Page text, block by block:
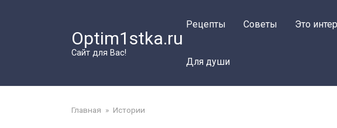
Optim1stka.ru
Сайт для Вас!
Рецепты Советы Это
Для души
Главная » Истории